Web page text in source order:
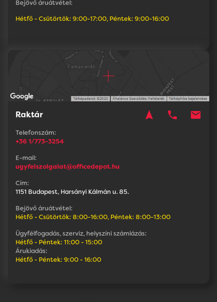
Bejövő áruátvétel:
Hétfő - Csütörtök: 9:00-17:00, Péntek: 9:00-16:00
Raktár navigation phone mail
Telefonszám:
+36 1/773-3254
E-mail:
ugyfelszolgalat@officedepot.hu
Cím:
1151 Budapest, Harsányi Kálmán u. 85.
Bejövő áruátvétel:
Hétfő - Csütörtök: 8:00-16:00, Péntek: 8:00-13:00
Ügyfélfogadás, szerviz, helyszíni számlázás:
Hétfő - Péntek: 11:00 - 15:00
Árukiadás:
Hétfő - Péntek: 9:00 - 16:00